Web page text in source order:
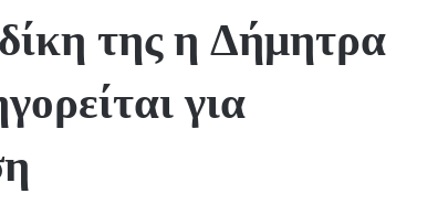
της η Δήμητρα
για